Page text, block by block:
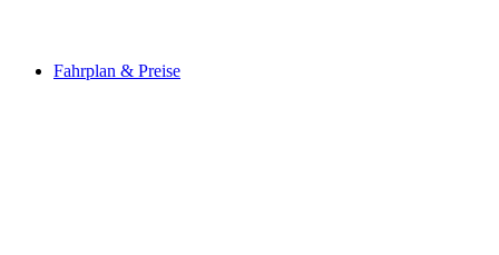
Fahrplan & Preise